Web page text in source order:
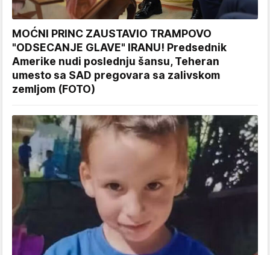
MOĆNI PRINC ZAUSTAVIO TRAMPOVO
"ODSECANJE GLAVE" IRANU! Predsednik
Amerike nudi poslednju šansu, Teheran
umesto sa SAD pregovara sa zalivskom
zemljom (FOTO)